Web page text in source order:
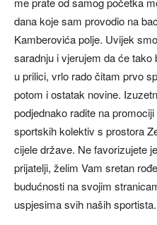
dana koje sam provodio na
Kamberovića polje. Uvijek
saradnju i vjerujem da će
u prilici, vrlo rado čitam prvo
potom i ostatak novine.
podjednako radite na
sportskih kolektiv s prostora
cijele države. Ne favorizujete
prijatelji, želim Vam sretan
budućnosti na svojim
uspjesima svih naših sportista.